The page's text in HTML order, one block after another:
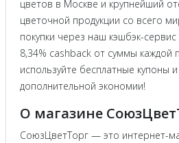
цветов в Москве и крупнейший
цветочной продукции со всего
покупки через наш кэшбэк-
8,34% cashback от суммы каждой
используйте бесплатные купоны
дополнительной экономии!
О магазине
СоюзЦветТорг — это интернет-